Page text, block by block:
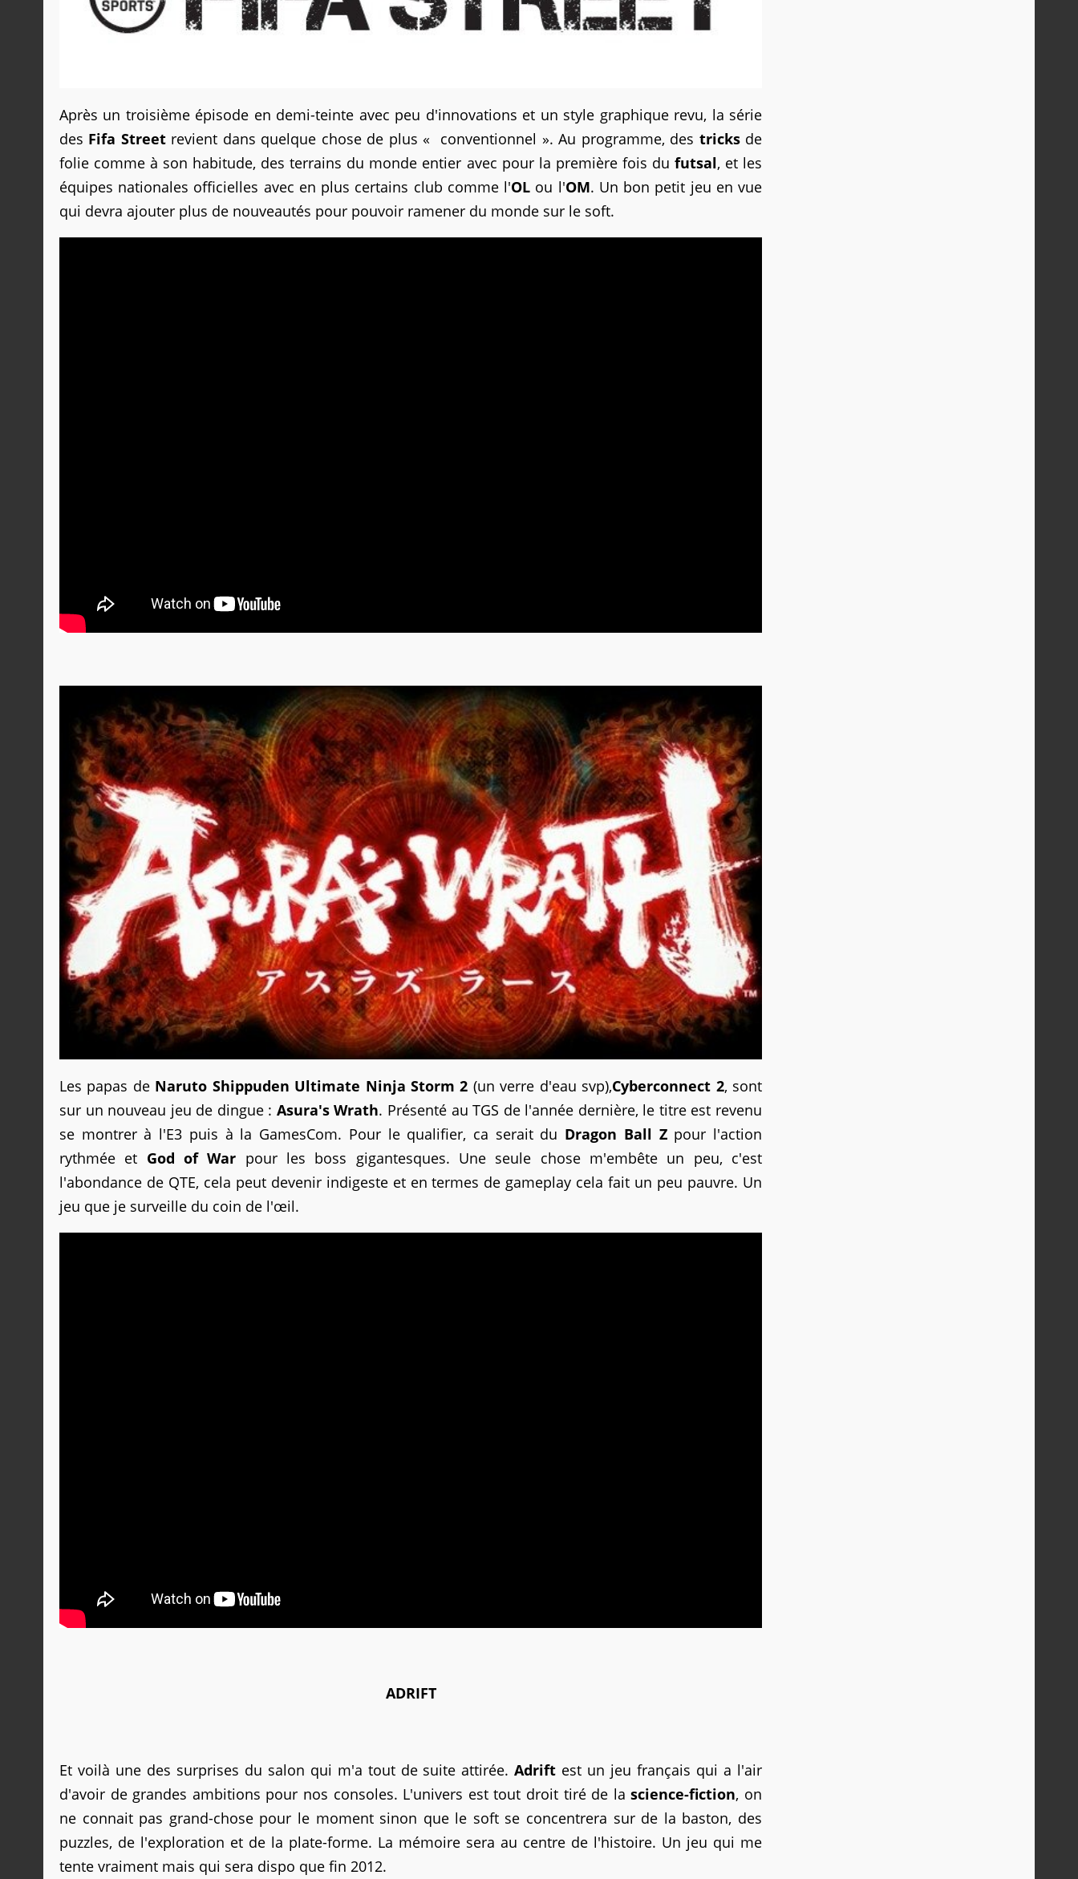
Après un troisième épisode en demi-teinte avec peu d'innovations et un style graphique revu, la série
des Fifa Streetrevient dans quelque chose de plus « conventionnel ». Au programme, des tricksde
folie comme à son habitude, des terrains du monde entier avec pour la première fois du futsal, et les
équipes nationales officielles avec en plus certains club comme l'OL ou l'OM. Un bon petit jeu en vue
qui devra ajouter plus de nouveautés pour pouvoir ramener du monde sur le soft.
Les papas de Naruto Shippuden Ultimate Ninja Storm 2 (un verre d'eau svp),Cyberconnect 2, sont
sur un nouveau jeu de dingue : Asura's Wrath. Présenté au TGS de l'année dernière, le titre est revenu
se montrer à l'E3 puis à la GamesCom. Pour le qualifier, ca serait du Dragon Ball Zpour l'action
rythmée et God of War pour les boss gigantesques. Une seule chose m'embête un peu, c'est
l'abondance de QTE, cela peut devenir indigeste et en termes de gameplay cela fait un peu pauvre. Un
jeu que je surveille du coin de l'œil.
ADRIFT
Et voilà une des surprises du salon qui m'a tout de suite attirée.Adrift est un jeu français qui a l'air
d'avoir de grandes ambitions pour nos consoles. L'univers est tout droit tiré de lascience-fiction, on
ne connait pas grand-chose pour le moment sinon que le soft se concentrera sur de la baston, des
puzzles, de l'exploration et de la plate-forme. La mémoire sera au centre de l'histoire. Un jeu qui me
tente vraiment mais qui sera dispo que fin 2012.